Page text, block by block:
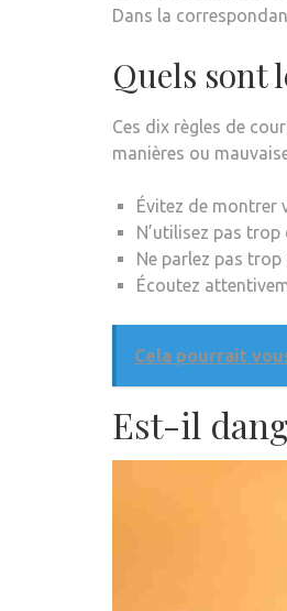
Dans la
Quels sont
Ces dix règles de
manières ou
Évitez de montrer
N’utilisez pas
Ne parlez pas
Écoutez
Cela pourrait
Est-il